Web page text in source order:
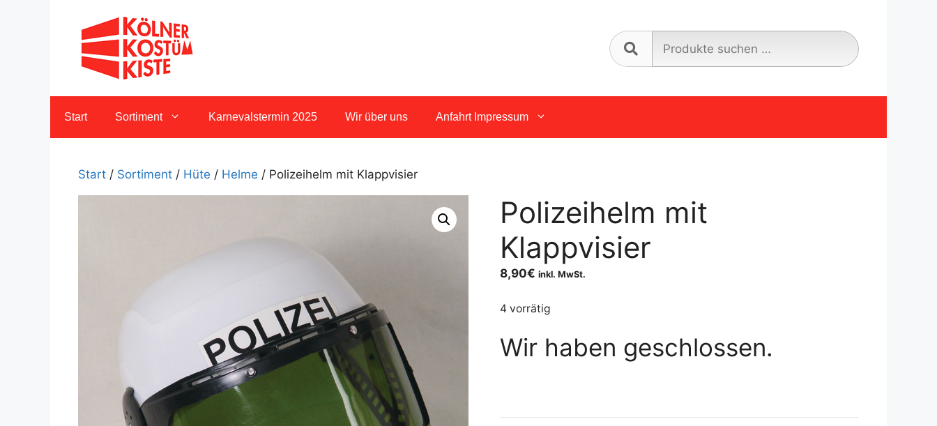
nach:
Start Sortiment Karnevalstermin 2025 Wir über uns Anfahrt Impressum
Start / Sortiment / Hüte / Helme / Polizeihelm mit Klappvisier
Polizeihelm mit
Klappvisier
8,90€ inkl. MwSt.
4 vorrätig
Wir haben geschlossen.